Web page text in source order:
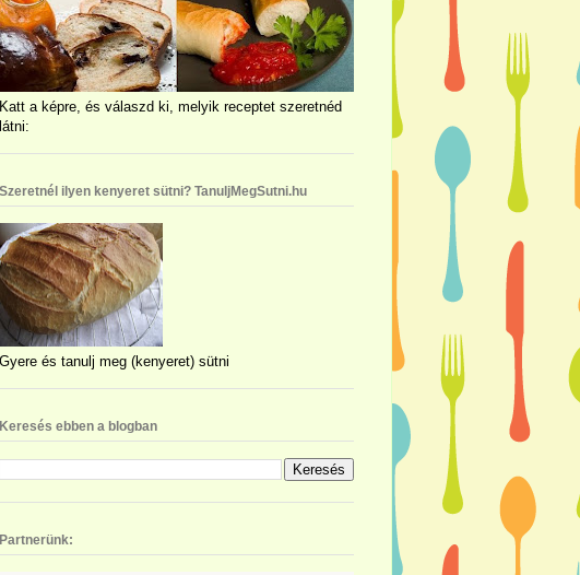
Katt a képre, és válaszd ki, melyik receptet szeretnéd
látni:
Szeretnél ilyen kenyeret sütni? TanuljMegSutni.hu
Gyere és tanulj meg (kenyeret) sütni
Keresés ebben a blogban
Partnerünk: